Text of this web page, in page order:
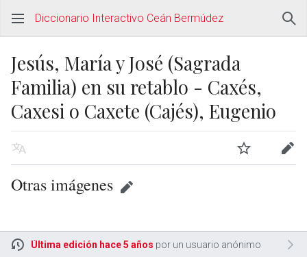
Diccionario Interactivo Ceán Bermúdez
Jesús, María y José (Sagrada
Familia) en su retablo - Caxés,
Caxesi o Caxete (Cajés), Eugenio
Otras imágenes
Última edición hace 5 años por un usuario anónimo